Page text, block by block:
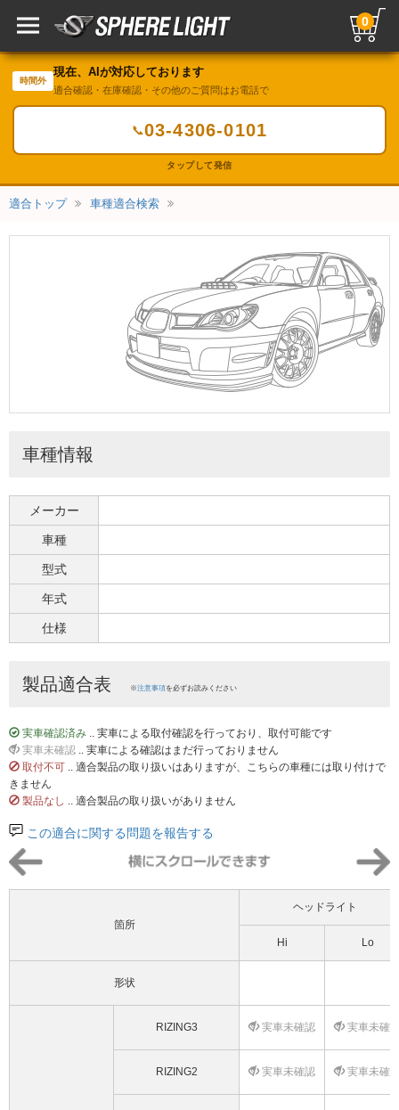
0
時間外
現在、AIが対応しております
適合確認・在庫確認・その他のご質問はお電話で
📞03-4306-0101
タップして発信
適合トップ 車種適合検索
車種情報
メーカー
車種
型式
年式
仕様
製品適合表 ※注意事項を必ずお読みください
実車確認済み .. 実車による取付確認を行っており、取付可能です
実車未確認 .. 実車による確認はまだ行っておりません
取付不可 .. 適合製品の取り扱いはありますが、こちらの車種には取り付けで
きません
製品なし .. 適合製品の取り扱いがありません
この適合に関する問題を報告する
箇所
ヘッドライト
Hi Lo
形状
RIZING3 実車未確認 実車未確
RIZING2 実車未確認 実車未確